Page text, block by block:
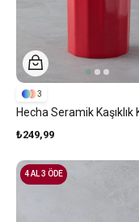
Hecha Seramik Kaşıklık
₺249,99
3
4 AL 3 ÖDE